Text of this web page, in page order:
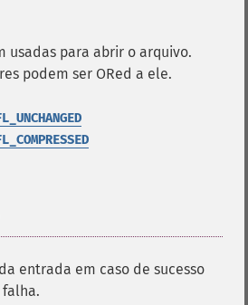
usadas para abrir o arquivo.
podem ser ORed a ele.
entrada em caso de sucesso
falha.